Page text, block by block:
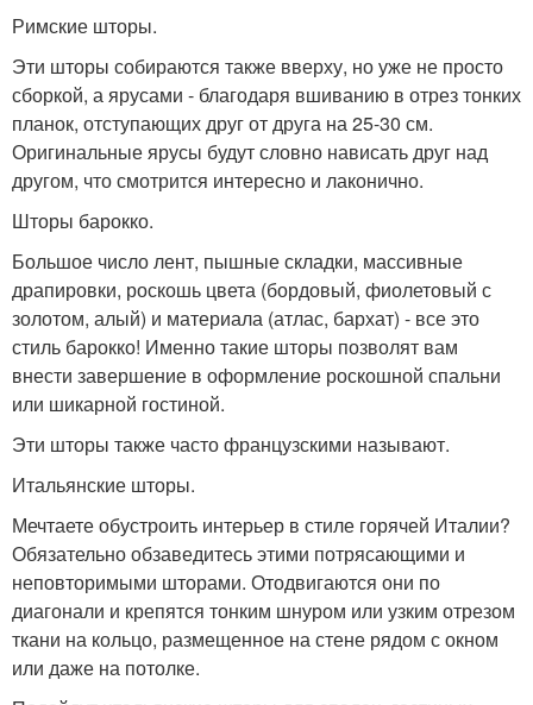
Римские шторы.
Эти шторы собираются также вверху, но уже не просто
сборкой, а ярусами - благодаря вшиванию в отрез тонких
планок, отступающих друг от друга на 25-30 см.
Оригинальные ярусы будут словно нависать друг над
другом, что смотрится интересно и лаконично.
Шторы барокко.
Большое число лент, пышные складки, массивные
драпировки, роскошь цвета (бордовый, фиолетовый с
золотом, алый) и материала (атлас, бархат) - все это
стиль барокко! Именно такие шторы позволят вам
внести завершение в оформление роскошной спальни
или шикарной гостиной.
Эти шторы также часто французскими называют.
Итальянские шторы.
Мечтаете обустроить интерьер в стиле горячей Италии?
Обязательно обзаведитесь этими потрясающими и
неповторимыми шторами. Отодвигаются они по
диагонали и крепятся тонким шнуром или узким отрезом
ткани на кольцо, размещенное на стене рядом с окном
или даже на потолке.